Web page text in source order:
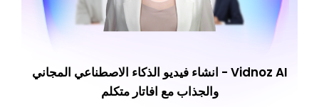
Vidnoz AI - انشاء فيديو الذكاء الاصطناعي المجاني
والجذاب مع افاتار متكلم